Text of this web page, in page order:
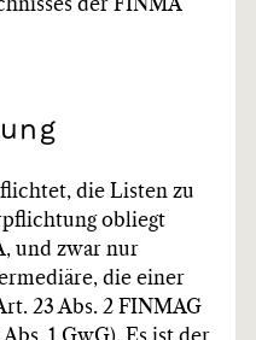
der FINMA
die Listen zu
obliegt
und zwar nur
die einer
23 Abs. 2 FINMAG